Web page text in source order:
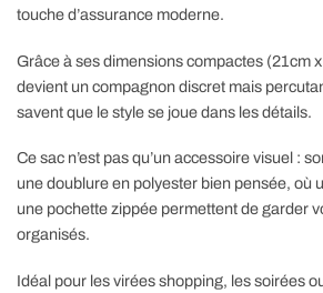
touche d’assurance moderne.
Grâce à ses dimensions compactes (21cm
devient un compagnon discret mais
savent que le style se joue dans les détails.
Ce sac n’est pas qu’un accessoire visuel :
une doublure en polyester bien pensée, où
une pochette zippée permettent de garder
organisés.
Idéal pour les virées shopping, les soirées